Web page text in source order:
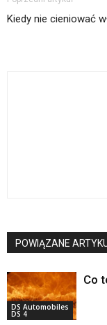
Kiedy nie cieniować
POWIĄZANE
DS Automobiles
DS 4
Co